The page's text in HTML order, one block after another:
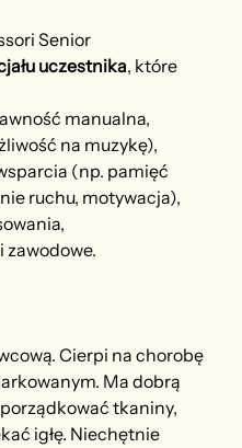
Senior
uczestnika, które
manualna,
na muzykę),
(np. pamięć
ruchu, motywacja),
zawodowe.
Cierpi na chorobę
Ma dobrą
tkaniny,
igłę. Niechętnie